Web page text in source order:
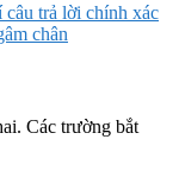
trả lời chính xác
chân
Các trường bắt